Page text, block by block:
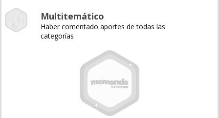
Multitemático
Haber comentado aportes de todas las
categorías